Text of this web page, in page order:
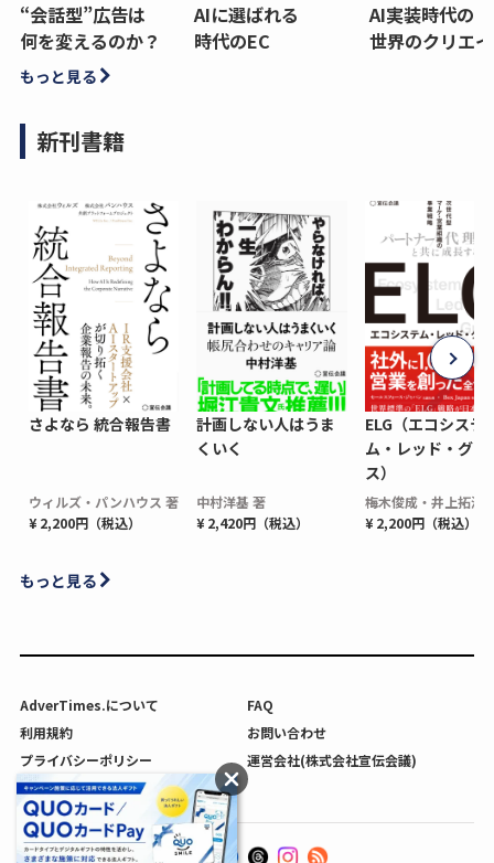
“会話型”広告は
何を変えるのか？
AIに選ばれる
時代のEC
AI実装時代の
世界のクリエ
もっと見る
新刊書籍
さよなら 統合報告書
ウィルズ・パンハウス 著
¥ 2,200円（税込）
計画しない人はうま
くいく
中村洋基 著
¥ 2,420円（税込）
ELG（エコシステ
ム・レッド・グロ
ス）
梅木俊成・井上拓海
¥ 2,200円（税込）
もっと見る
AdverTimes.について
FAQ
利用規約
お問い合わせ
プライバシーポリシー
運営会社(株式会社宣伝会議)
利用者情報の外部送信について